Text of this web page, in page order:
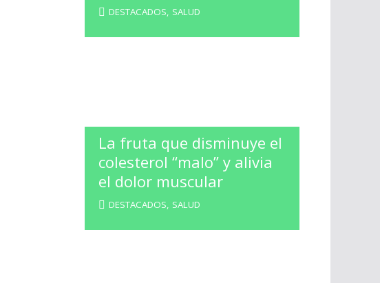
DESTACADOS, SALUD
La fruta que disminuye el
colesterol “malo” y alivia
el dolor muscular
DESTACADOS, SALUD